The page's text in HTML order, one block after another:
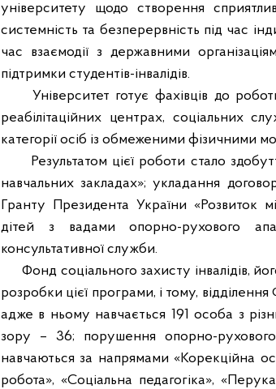
університету щодо створення
системність та безперервність під час
час взаємодії з державними
підтримки студентів-інвалідів.
Університет готує фахівців до
реабілітаційних центрах, соціальних
категорії осіб із обмеженими фізичними
Результатом цієї роботи стало
навчальних закладах»; укладання
Гранту Президента України «Розвиток
дітей з вадами опорно-рухового
консультативної служби.
Фонд соціального захисту інвалідів,
розробки цієї програми, і тому,
адже в ньому навчається 191 особа з
зору – 36; порушення опорно-
навчаються за напрямами «Корекційна
робота», «Соціальна педагогіка»,